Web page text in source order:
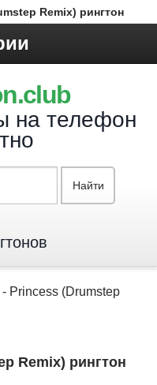
Remix) рингтон
на телефон
Найти
Princess (Drumstep
Remix) рингтон